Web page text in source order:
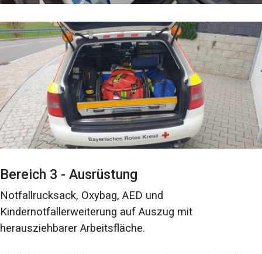
Bereich 3 - Ausrüstung
Notfallrucksack, Oxybag, AED und
Kindernotfallerweiterung auf Auszug mit
herausziehbarer Arbeitsfläche.